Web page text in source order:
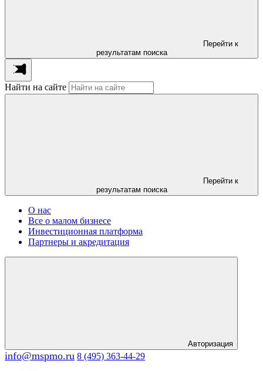
Перейти к
результатам поиска
Найти на сайте
Перейти к
результатам поиска
О нас
Все о малом бизнесе
Инвестиционная платформа
Партнеры и акредитация
Авторизация
info@mspmo.ru 8 (495) 363-44-29